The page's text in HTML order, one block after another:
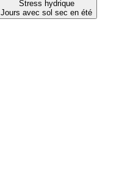
Stress hydrique
Jours avec sol sec en été